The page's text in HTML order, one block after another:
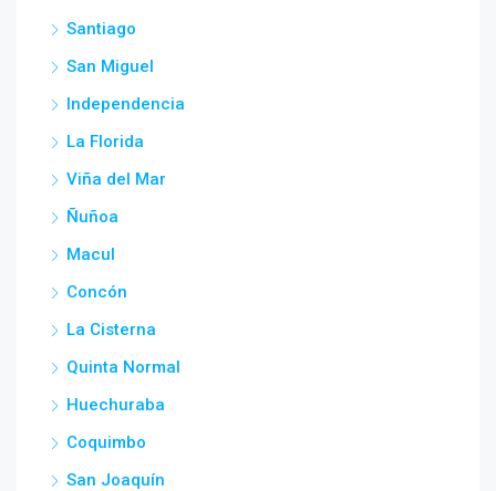
Santiago
San Miguel
Independencia
La Florida
Viña del Mar
Ñuñoa
Macul
Concón
La Cisterna
Quinta Normal
Huechuraba
Coquimbo
San Joaquín